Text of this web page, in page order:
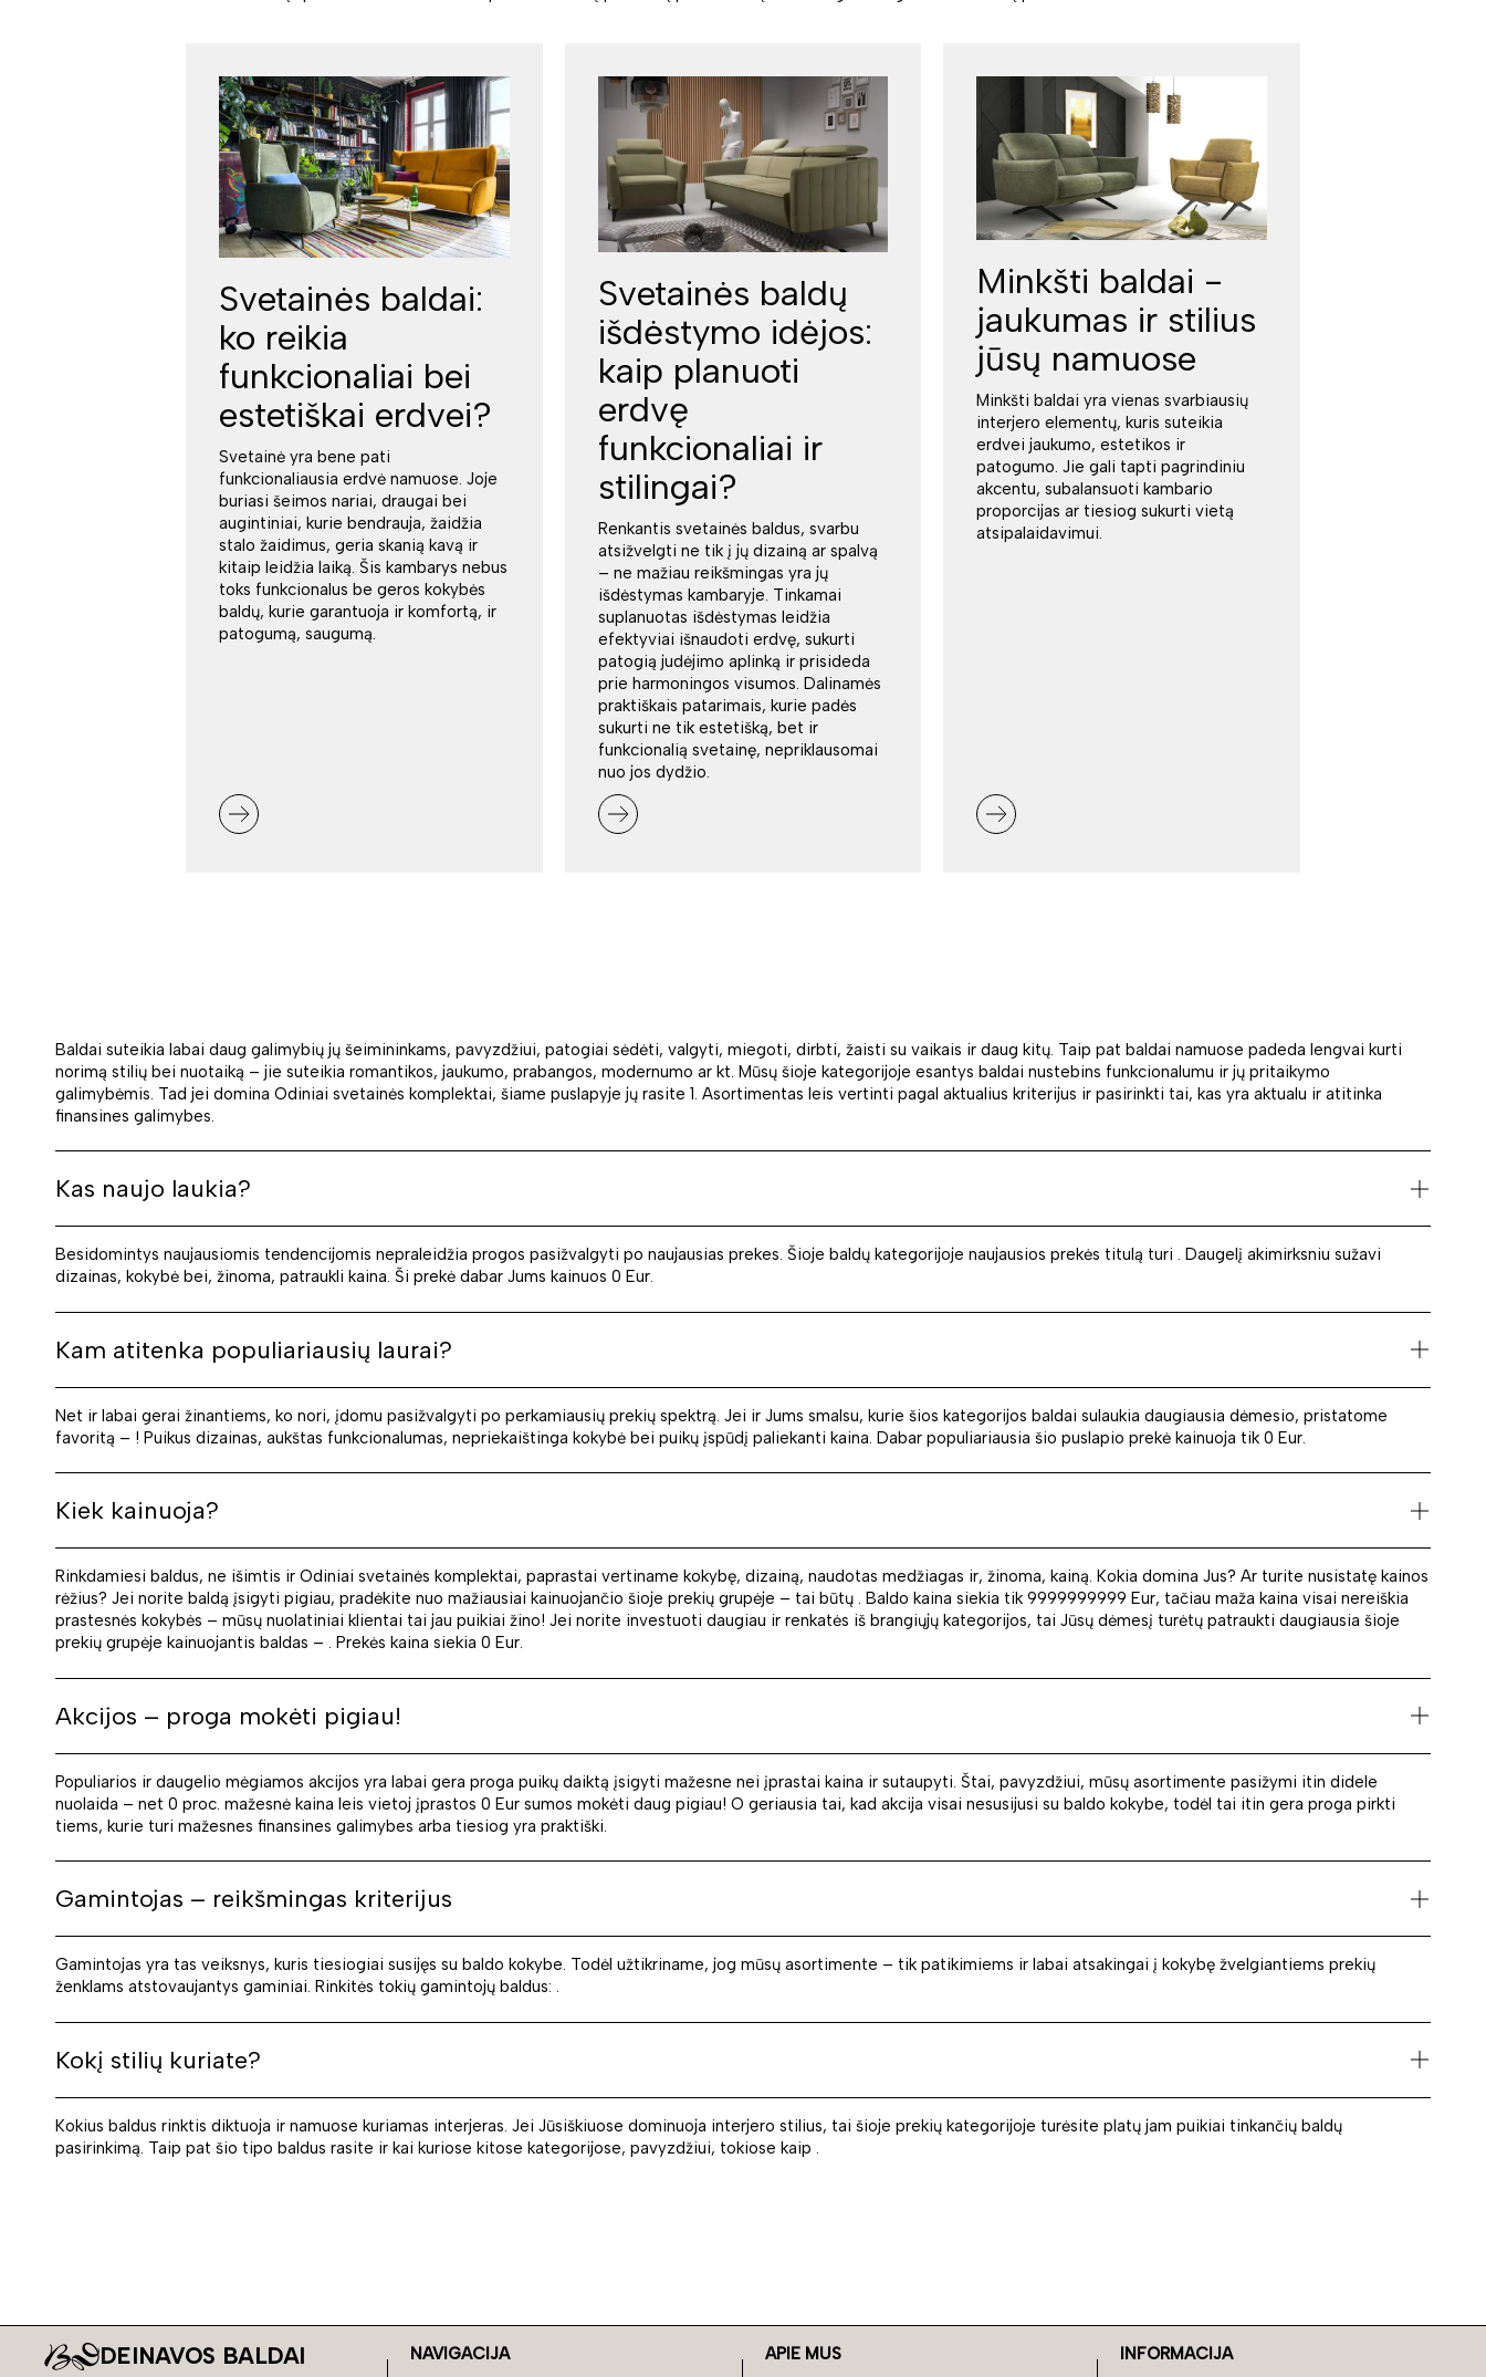
Svetainės baldai:
ko reikia
funkcionaliai bei
estetiškai erdvei?
Svetainė yra bene pati
funkcionaliausia erdvė namuose. Joje
buriasi šeimos nariai, draugai bei
augintiniai, kurie bendrauja, žaidžia
stalo žaidimus, geria skanią kavą ir
kitaip leidžia laiką. Šis kambarys nebus
toks funkcionalus be geros kokybės
baldų, kurie garantuoja ir komfortą, ir
patogumą, saugumą.
Svetainės baldų
išdėstymo idėjos:
kaip planuoti
erdvę
funkcionaliai ir
stilingai?
Renkantis svetainės baldus, svarbu
atsižvelgti ne tik į jų dizainą ar spalvą
– ne mažiau reikšmingas yra jų
išdėstymas kambaryje. Tinkamai
suplanuotas išdėstymas leidžia
efektyviai išnaudoti erdvę, sukurti
patogią judėjimo aplinką ir prisideda
prie harmoningos visumos. Dalinamės
praktiškais patarimais, kurie padės
sukurti ne tik estetišką, bet ir
funkcionalią svetainę, nepriklausomai
nuo jos dydžio.
Minkšti baldai -
jaukumas ir stilius
jūsų namuose
Minkšti baldai yra vienas svarbiausių
interjero elementų, kuris suteikia
erdvei jaukumo, estetikos ir
patogumo. Jie gali tapti pagrindiniu
akcentu, subalansuoti kambario
proporcijas ar tiesiog sukurti vietą
atsipalaidavimui.
Baldai suteikia labai daug galimybių jų šeimininkams, pavyzdžiui, patogiai sėdėti, valgyti, miegoti, dirbti, žaisti su vaikais ir daug kitų. Taip pat baldai namuose padeda lengvai kurti
norimą stilių bei nuotaiką – jie suteikia romantikos, jaukumo, prabangos, modernumo ar kt. Mūsų šioje kategorijoje esantys baldai nustebins funkcionalumu ir jų pritaikymo
galimybėmis. Tad jei domina Odiniai svetainės komplektai, šiame puslapyje jų rasite 1. Asortimentas leis vertinti pagal aktualius kriterijus ir pasirinkti tai, kas yra aktualu ir atitinka
finansines galimybes.
Kas naujo laukia?
Besidomintys naujausiomis tendencijomis nepraleidžia progos pasižvalgyti po naujausias prekes. Šioje baldų kategorijoje naujausios prekės titulą turi . Daugelį akimirksniu sužavi
dizainas, kokybė bei, žinoma, patraukli kaina. Ši prekė dabar Jums kainuos 0 Eur.
Kam atitenka populiariausių laurai?
Net ir labai gerai žinantiems, ko nori, įdomu pasižvalgyti po perkamiausių prekių spektrą. Jei ir Jums smalsu, kurie šios kategorijos baldai sulaukia daugiausia dėmesio, pristatome
favoritą – ! Puikus dizainas, aukštas funkcionalumas, nepriekaištinga kokybė bei puikų įspūdį paliekanti kaina. Dabar populiariausia šio puslapio prekė kainuoja tik 0 Eur.
Kiek kainuoja?
Rinkdamiesi baldus, ne išimtis ir Odiniai svetainės komplektai, paprastai vertiname kokybę, dizainą, naudotas medžiagas ir, žinoma, kainą. Kokia domina Jus? Ar turite nusistatę kainos
rėžius? Jei norite baldą įsigyti pigiau, pradėkite nuo mažiausiai kainuojančio šioje prekių grupėje – tai būtų . Baldo kaina siekia tik 9999999999 Eur, tačiau maža kaina visai nereiškia
prastesnės kokybės – mūsų nuolatiniai klientai tai jau puikiai žino! Jei norite investuoti daugiau ir renkatės iš brangiųjų kategorijos, tai Jūsų dėmesį turėtų patraukti daugiausia šioje
prekių grupėje kainuojantis baldas – . Prekės kaina siekia 0 Eur.
Akcijos – proga mokėti pigiau!
Populiarios ir daugelio mėgiamos akcijos yra labai gera proga puikų daiktą įsigyti mažesne nei įprastai kaina ir sutaupyti. Štai, pavyzdžiui, mūsų asortimente pasižymi itin didele
nuolaida – net 0 proc. mažesnė kaina leis vietoj įprastos 0 Eur sumos mokėti daug pigiau! O geriausia tai, kad akcija visai nesusijusi su baldo kokybe, todėl tai itin gera proga pirkti
tiems, kurie turi mažesnes finansines galimybes arba tiesiog yra praktiški.
Gamintojas – reikšmingas kriterijus
Gamintojas yra tas veiksnys, kuris tiesiogiai susijęs su baldo kokybe. Todėl užtikriname, jog mūsų asortimente – tik patikimiems ir labai atsakingai į kokybę žvelgiantiems prekių
ženklams atstovaujantys gaminiai. Rinkitės tokių gamintojų baldus: .
Kokį stilių kuriate?
Kokius baldus rinktis diktuoja ir namuose kuriamas interjeras. Jei Jūsiškiuose dominuoja interjero stilius, tai šioje prekių kategorijoje turėsite platų jam puikiai tinkančių baldų
pasirinkimą. Taip pat šio tipo baldus rasite ir kai kuriose kitose kategorijose, pavyzdžiui, tokiose kaip .
DEINAVOS BALDAI NAVIGACIJA APIE MUS INFORMACIJA